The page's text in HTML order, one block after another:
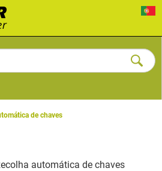
de chaves
automática de chaves